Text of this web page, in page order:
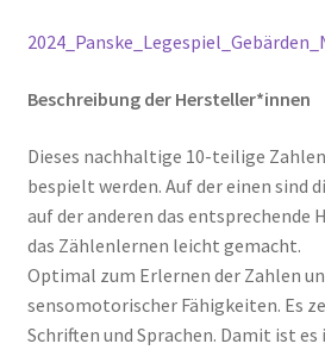
Beschreibung der Hersteller*innen
Dieses nachhaltige 10-teilige
bespielt werden. Auf der einen sind
auf der anderen das entsprechende
das Zählenlernen leicht gemacht.
Optimal zum Erlernen der Zahlen
sensomotorischer Fähigkeiten. Es
Schriften und Sprachen. Damit ist es